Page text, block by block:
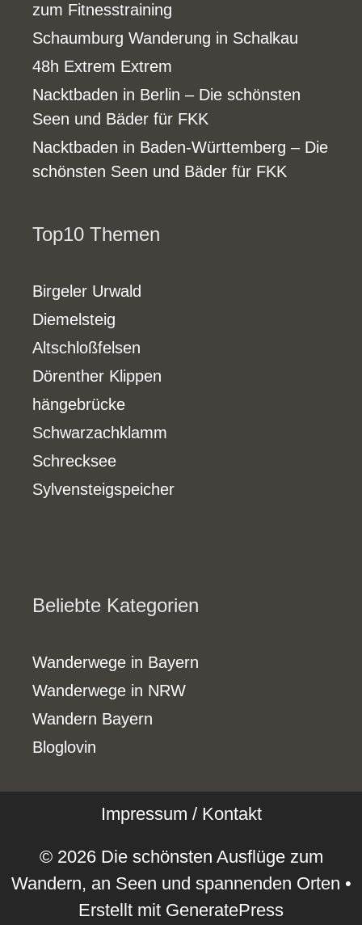
zum Fitnesstraining
Schaumburg Wanderung in Schalkau
48h Extrem Extrem
Nacktbaden in Berlin – Die schönsten
Seen und Bäder für FKK
Nacktbaden in Baden-Württemberg – Die
schönsten Seen und Bäder für FKK
Top10 Themen
Birgeler Urwald
Diemelsteig
Altschloßfelsen
Dörenther Klippen
hängebrücke
Schwarzachklamm
Schrecksee
Sylvensteigspeicher
Beliebte Kategorien
Wanderwege in Bayern
Wanderwege in NRW
Wandern Bayern
Bloglovin
Impressum / Kontakt
© 2026 Die schönsten Ausflüge zum
Wandern, an Seen und spannenden Orten •
Erstellt mit GeneratePress